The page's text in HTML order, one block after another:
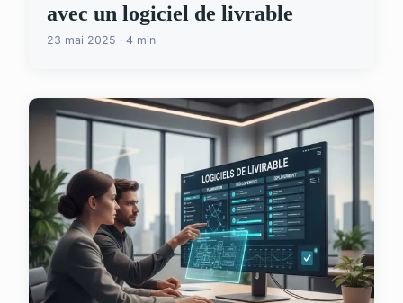
avec un logiciel de livrable
23 mai 2025 · 4 min